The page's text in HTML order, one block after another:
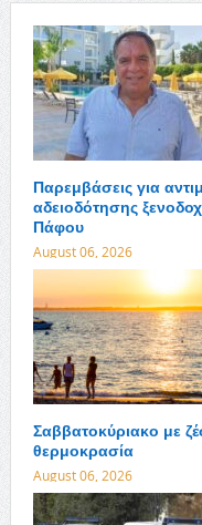
Παρεμβάσεις για
αδειοδότησης
Πάφου
August 06, 2026
Σαββατοκύριακο με
θερμοκρασία
August 06, 2026